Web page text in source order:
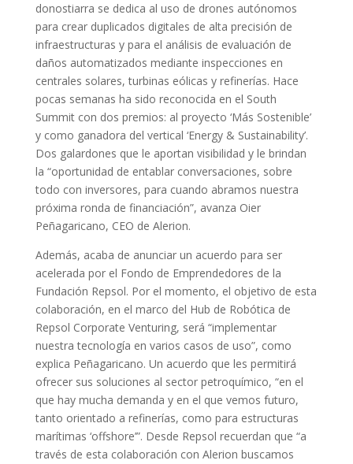
donostiarra se dedica al uso de drones autónomos
para crear duplicados digitales de alta precisión de
infraestructuras y para el análisis de evaluación de
daños automatizados mediante inspecciones en
centrales solares, turbinas eólicas y refinerías. Hace
pocas semanas ha sido reconocida en el South
Summit con dos premios: al proyecto ‘Más Sostenible’
y como ganadora del vertical ‘Energy & Sustainability’.
Dos galardones que le aportan visibilidad y le brindan
la “oportunidad de entablar conversaciones, sobre
todo con inversores, para cuando abramos nuestra
próxima ronda de financiación”, avanza Oier
Peñagaricano, CEO de Alerion.
Además, acaba de anunciar un acuerdo para ser
acelerada por el Fondo de Emprendedores de la
Fundación Repsol. Por el momento, el objetivo de esta
colaboración, en el marco del Hub de Robótica de
Repsol Corporate Venturing, será “implementar
nuestra tecnología en varios casos de uso”, como
explica Peñagaricano. Un acuerdo que les permitirá
ofrecer sus soluciones al sector petroquímico, “en el
que hay mucha demanda y en el que vemos futuro,
tanto orientado a refinerías, como para estructuras
marítimas ‘offshore’”. Desde Repsol recuerdan que “a
través de esta colaboración con Alerion buscamos